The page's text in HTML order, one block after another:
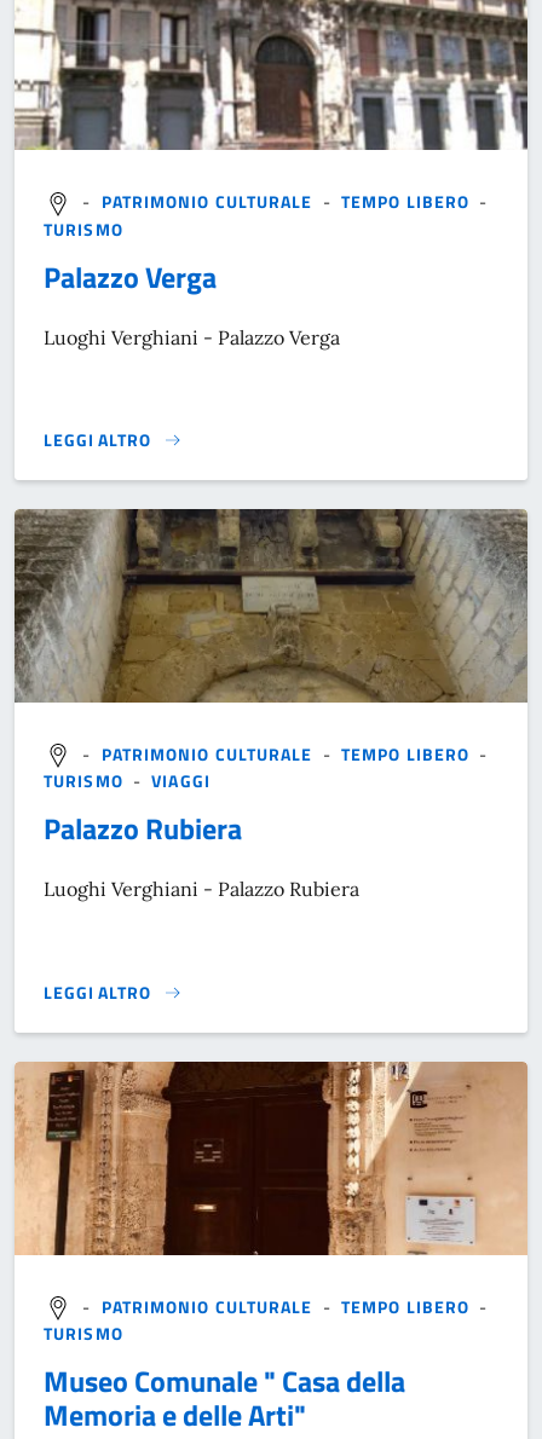
- PATRIMONIO CULTURALE -TEMPO LIBERO -
TURISMO
Palazzo Verga
Luoghi Verghiani - Palazzo Verga
LEGGI ALTRO
}
- PATRIMONIO CULTURALE -TEMPO LIBERO -
TURISMO -VIAGGI
Palazzo Rubiera
Luoghi Verghiani - Palazzo Rubiera
LEGGI ALTRO
}
- PATRIMONIO CULTURALE -TEMPO LIBERO -
TURISMO
Museo Comunale " Casa della
Memoria e delle Arti"